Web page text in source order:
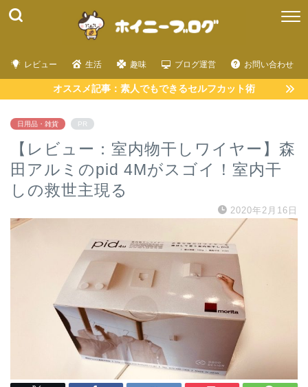
レビュー 生活 趣味 ブログ運営 お問い合わせ
オススメ記事：素人でもできるセルフカット術
日用品・雑貨 PR
【レビュー：室内物干しワイヤー】森
田アルミのpid 4Mがスゴイ！室内干
しの救世主現る
2020年2月16日